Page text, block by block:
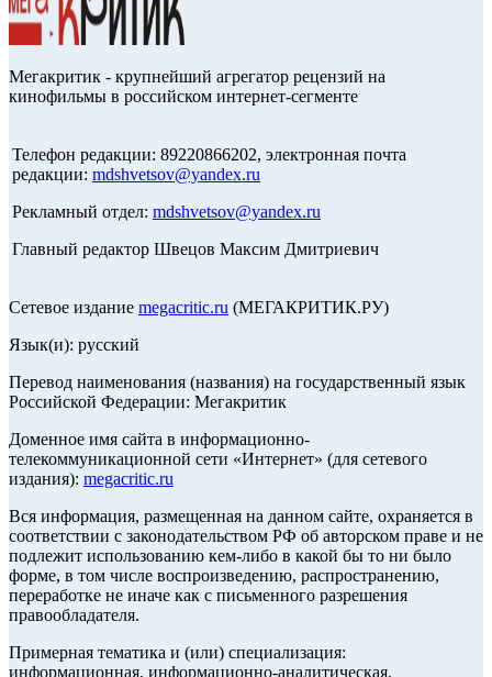
Мегакритик - крупнейший агрегатор рецензий на
кинофильмы в российском интернет-сегменте
Телефон редакции: 89220866202, электронная почта
редакции: mdshvetsov@yandex.ru
Рекламный отдел: mdshvetsov@yandex.ru
Главный редактор Швецов Максим Дмитриевич
Сетевое издание megacritic.ru (МЕГАКРИТИК.РУ)
Язык(и): русский
Перевод наименования (названия) на государственный язык
Российской Федерации: Мегакритик
Доменное имя сайта в информационно-
телекоммуникационной сети «Интернет» (для сетевого
издания): megacritic.ru
Вся информация, размещенная на данном сайте, охраняется в
соответствии с законодательством РФ об авторском праве и не
подлежит использованию кем-либо в какой бы то ни было
форме, в том числе воспроизведению, распространению,
переработке не иначе как с письменного разрешения
правообладателя.
Примерная тематика и (или) специализация:
информационная, информационно-аналитическая,